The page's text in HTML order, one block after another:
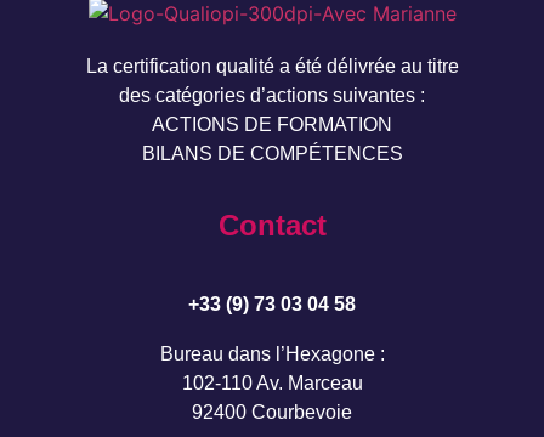
La certification qualité a été délivrée au titre
des catégories d’actions suivantes :
ACTIONS DE FORMATION
BILANS DE COMPÉTENCES
Contact
+33 (9) 73 03 04 58
Bureau dans l’Hexagone :
102-110 Av. Marceau
92400 Courbevoie